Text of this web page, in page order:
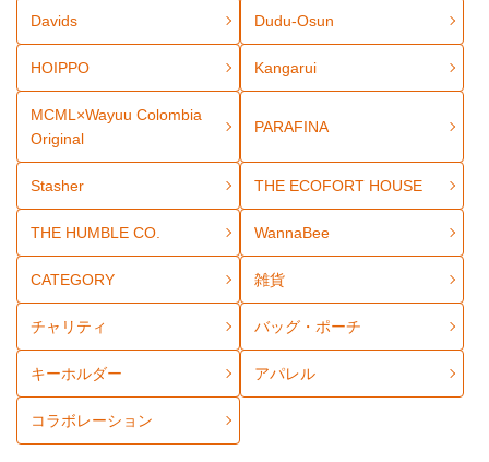
Davids Dudu-Osun
HOIPPO Kangarui
MCML×Wayuu Colombia
Original
PARAFINA
Stasher THE ECOFORT HOUSE
THE HUMBLE CO. WannaBee
CATEGORY 雑貨
チャリティ バッグ・ポーチ
キーホルダー アパレル
コラボレーション